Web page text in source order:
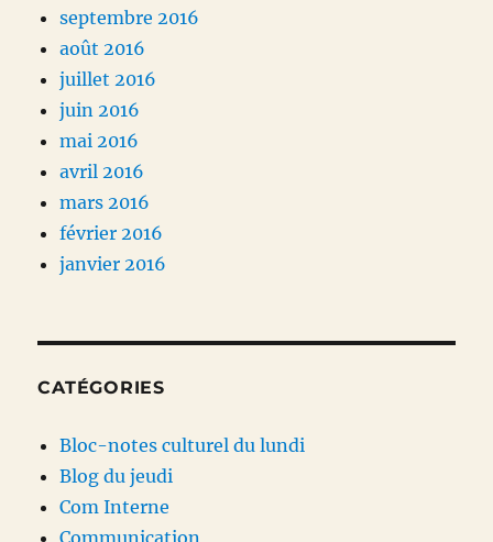
septembre 2016
août 2016
juillet 2016
juin 2016
mai 2016
avril 2016
mars 2016
février 2016
janvier 2016
CATÉGORIES
Bloc-notes culturel du lundi
Blog du jeudi
Com Interne